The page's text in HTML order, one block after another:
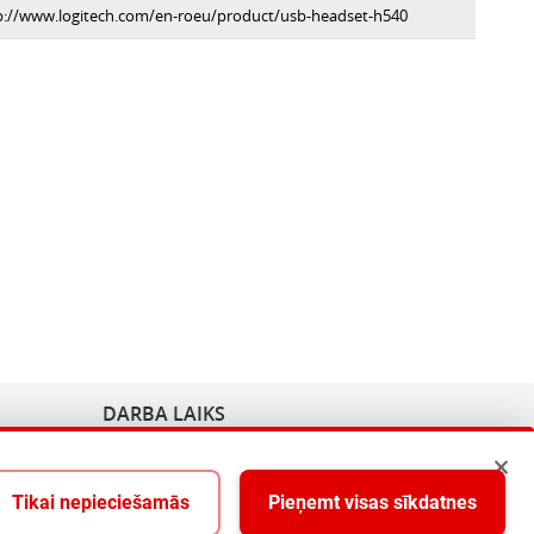
www.logitech.com/en-roeu/product/usb-headset-h540
DARBA LAIKS
Tikai nepieciešamās Pieņemt visas sīkdatnes